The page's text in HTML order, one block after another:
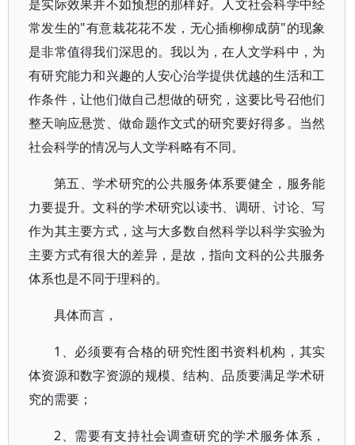
是实际效果并不如预想的那样好。人文社会科学中经
常发生的"有意栽花花不发，无心插柳柳成荫"的现象
是非常值得我们深思的。我以为，在人文学科中，为
有研究能力和兴趣的人安心治学提供优越的生活和工
作条件，让他们做自己想做的研究，这要比号召他们
整天响应悬赏、做命题作文式的研究要好得多。当然
社会科学的情况与人文学科略有不同。
第五、学术研究的公共服务体系要健全，服务能
力要提升。文科的学术研究以读书、调研、讨论、写
作为其主要方式，这与大多数自然科学以科学实验为
主要方式有很大的差异，是故，指向文科的公共服务
体系也是不同于理科的。
具体而言，
1、必须要有合格的研究性图书资料机构，其实
体资源和数字资源的规模、结构、品质要满足学术研
究的需要；
2、需要有支持社会调查研究的学术服务体系，